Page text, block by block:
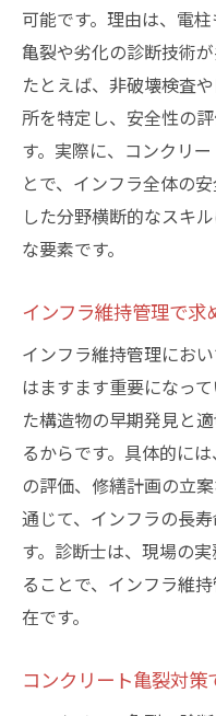
可能です。理由は、電
亀裂や劣化の診断技術
たとえば、非破壊検査
所を特定し、安全性の
す。実際に、コンクリ
とで、インフラ全体の
した分野横断的なスキ
な要素です。
インフラ維持管理で
インフラ維持管理にお
はますます重要になっ
た構造物の早期発見と
るからです。具体的に
の評価、修繕計画の立
通じて、インフラの長
す。診断士は、現場の
ることで、インフラ維
在です。
コンクリート亀裂対